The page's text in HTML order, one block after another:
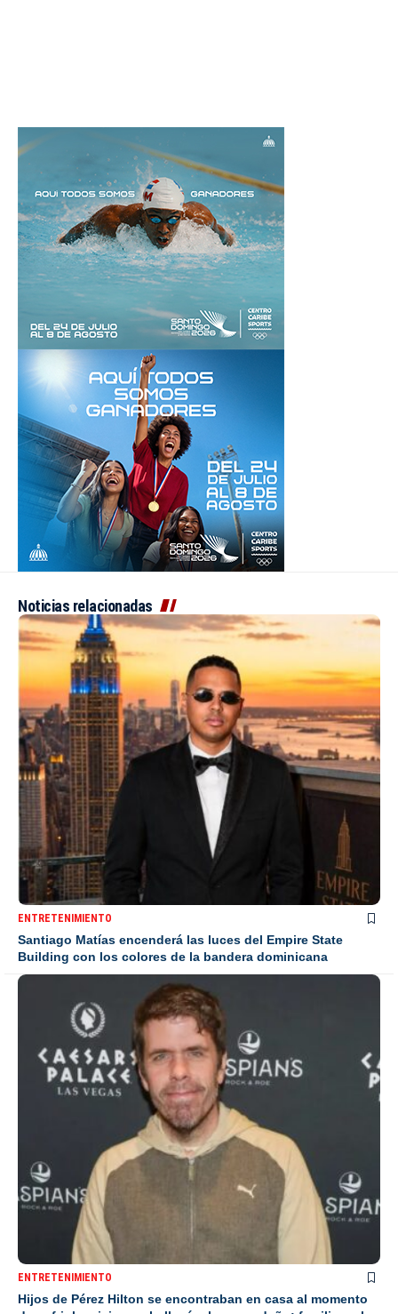
Noticias relacionadas
ENTRETENIMIENTO
Santiago Matías encenderá las luces del Empire State
Building con los colores de la bandera dominicana
ENTRETENIMIENTO
Hijos de Pérez Hilton se encontraban en casa al momento